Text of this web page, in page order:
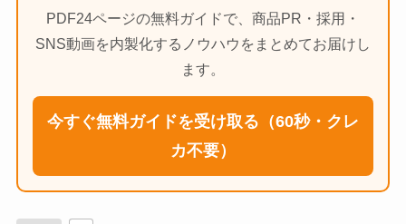
PDF24ページの無料ガイドで、商品PR・採用・
SNS動画を内製化するノウハウをまとめてお届けし
ます。
今すぐ無料ガイドを受け取る（60秒・クレ
カ不要）